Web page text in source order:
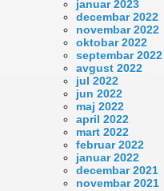
januar 2023
decembar 2022
novembar 2022
oktobar 2022
septembar 2022
avgust 2022
jul 2022
jun 2022
maj 2022
april 2022
mart 2022
februar 2022
januar 2022
decembar 2021
novembar 2021